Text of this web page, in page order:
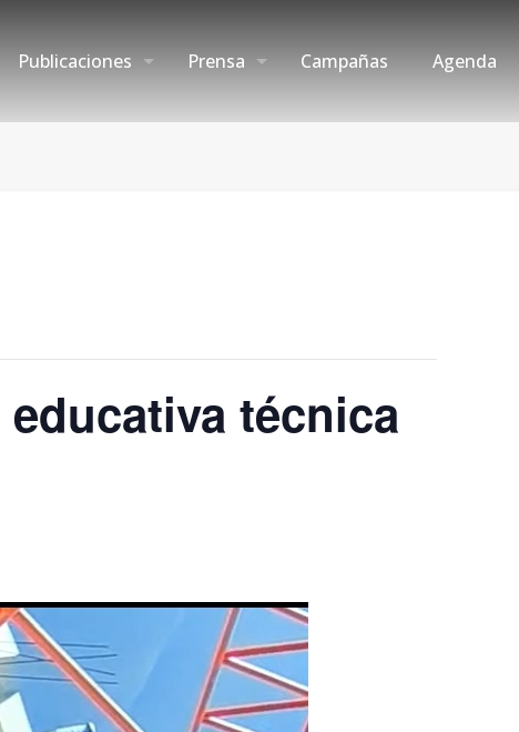
Publicaciones Prensa Campañas Agenda
técnica